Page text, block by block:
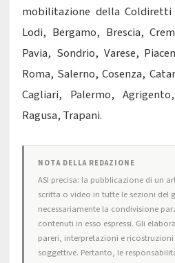
mobilitazione della
Lodi, Bergamo, Brescia,
Pavia, Sondrio, Varese,
Roma, Salerno, Cosenza,
Cagliari, Palermo,
Ragusa, Trapani.
NOTA DELLA REDAZIONE
ASI precisa: la pubblicazione di un
scritta o video in tutte le sezioni del
necessariamente la condivisione
contenuti in esso espressi. Gli
pareri, interpretazioni e
soggettive. Pertanto, le